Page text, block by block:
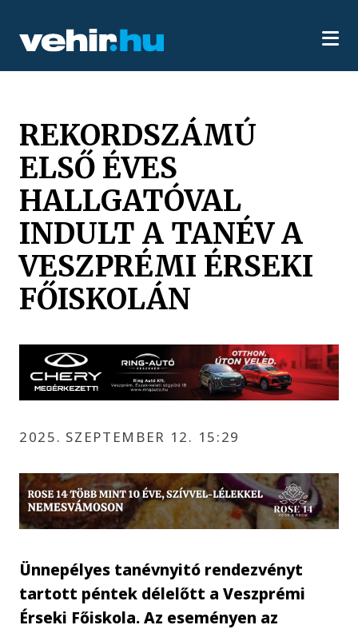
REKORDSZÁMÚ
ELSŐ ÉVES
HALLGATÓVAL
INDULT A TANÉV A
VESZPRÉMI ÉRSEKI
FŐISKOLÁN
2025. SZEPTEMBER 12. 15:29
Ünnepélyes tanévnyitó rendezvényt
tartott péntek délelőtt a Veszprémi
Érseki Főiskola. Az eseményen az